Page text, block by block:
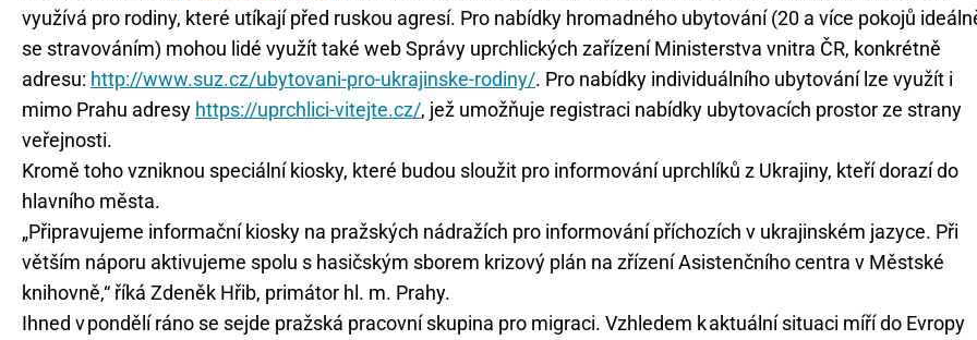
využívá pro rodiny, které utíkají před ruskou agresí. Pro nabídky hromadného ubytování (20 a více pokojů
se stravováním) mohou lidé využít také web Správy uprchlických zařízení Ministerstva vnitra ČR, konkrétně
adresu: http://www.suz.cz/ubytovani-pro-ukrajinske-rodiny/. Pro nabídky individuálního ubytování lze využít i
mimo Prahu adresy https://uprchlici-vitejte.cz/, jež umožňuje registraci nabídky ubytovacích prostor ze strany
veřejnosti.
Kromě toho vzniknou speciální kiosky, které budou sloužit pro informování uprchlíků z Ukrajiny, kteří dorazí do
hlavního města.
„Připravujeme informační kiosky na pražských nádražích pro informování příchozích v ukrajinském jazyce. Při
větším náporu aktivujeme spolu s hasičským sborem krizový plán na zřízení Asistenčního centra v Městské
knihovně,“ říká Zdeněk Hřib, primátor hl. m. Prahy.
Ihned v pondělí ráno se sejde pražská pracovní skupina pro migraci. Vzhledem k aktuální situaci míří do Evropy